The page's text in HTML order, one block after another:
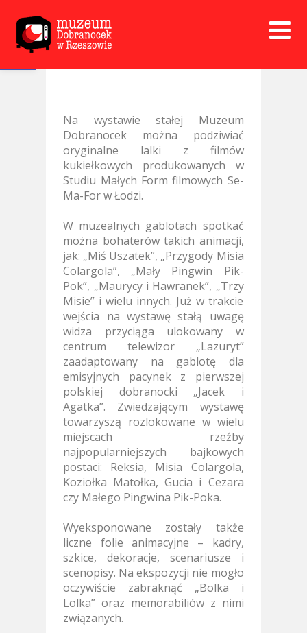
Open toolbar
Na wystawie stałej Muzeum
Dobranocek można podziwiać
oryginalne lalki z filmów
kukiełkowych produkowanych w
Studiu Małych Form filmowych Se-
Ma-For w Łodzi.
W muzealnych gablotach spotkać
można bohaterów takich animacji,
jak: „Miś Uszatek”, „Przygody Misia
Colargola”, „Mały Pingwin Pik-
Pok”, „Maurycy i Hawranek”, „Trzy
Misie” i wielu innych. Już w trakcie
wejścia na wystawę stałą uwagę
widza przyciąga ulokowany w
centrum telewizor „Lazuryt”
zaadaptowany na gablotę dla
emisyjnych pacynek z pierwszej
polskiej dobranocki „Jacek i
Agatka”. Zwiedzającym wystawę
towarzyszą rozlokowane w wielu
miejscach rzeźby
najpopularniejszych bajkowych
postaci: Reksia, Misia Colargola,
Koziołka Matołka, Gucia i Cezara
czy Małego Pingwina Pik-Poka.
Wyeksponowane zostały także
liczne folie animacyjne – kadry,
szkice, dekoracje, scenariusze i
scenopisy. Na ekspozycji nie mogło
oczywiście zabraknąć „Bolka i
Lolka”oraz memorabiliów z nimi
związanych.